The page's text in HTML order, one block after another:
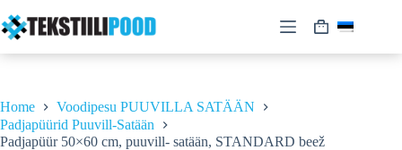
to
content
Shopping
Home
Voodipesu PUUVILLA SATÄÄN
Padjapüürid Puuvill-Satään
Padjapüür 50×60 cm, puuvill- satään, STANDARD beež